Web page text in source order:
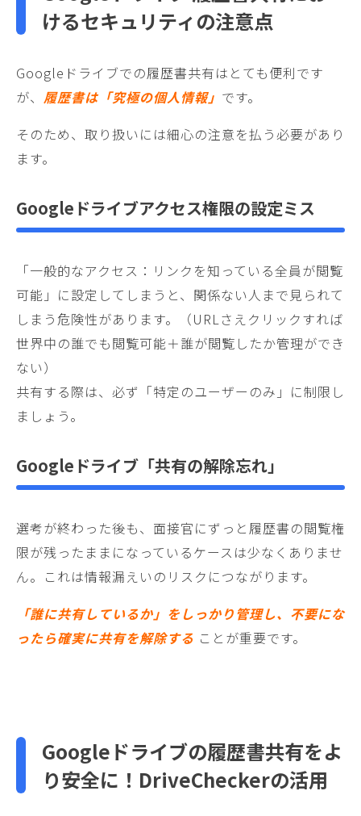
けるセキュリティの注意点
Googleドライブでの履歴書共有はとても便利です
が、 履歴書は「究極の個人情報」 です。
そのため、取り扱いには細心の注意を払う必要があり
ます。
Googleドライブアクセス権限の設定ミス
「一般的なアクセス：リンクを知っている全員が閲覧
可能」に設定してしまうと、関係ない人まで見られて
しまう危険性があります。（URLさえクリックすれば
世界中の誰でも閲覧可能＋誰が閲覧したか管理ができ
ない）
共有する際は、必ず「特定のユーザーのみ」に制限し
ましょう。
Googleドライブ「共有の解除忘れ」
選考が終わった後も、面接官にずっと履歴書の閲覧権
限が残ったままになっているケースは少なくありませ
ん。これは情報漏えいのリスクにつながります。
「誰に共有しているか」をしっかり管理し、不要にな
ったら確実に共有を解除する ことが重要です。
Googleドライブの履歴書共有をよ
り安全に！DriveCheckerの活用